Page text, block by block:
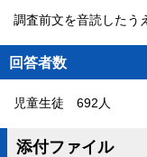
調査前文を音読したう
回答者数
児童生徒 692人
添付ファイル